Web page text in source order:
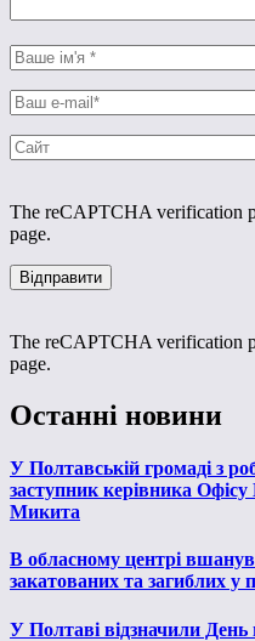
The reCAPTCHA verification
page.
The reCAPTCHA verification
page.
Останні новини
У Полтавській громаді з
заступник керівника
Микита
В обласному центрі
закатованих та загиблих у
У Полтаві відзначили